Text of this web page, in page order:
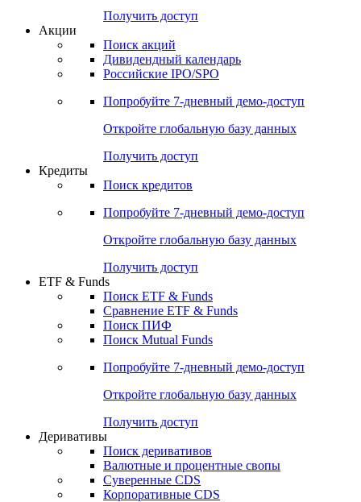
Получить доступ
Акции
Поиск акций
Дивидендный календарь
Российские IPO/SPO
Попробуйте 7-дневный демо-доступ
Откройте глобальную базу данных
Получить доступ
Кредиты
Поиск кредитов
Попробуйте 7-дневный демо-доступ
Откройте глобальную базу данных
Получить доступ
ETF & Funds
Поиск ETF & Funds
Сравнение ETF & Funds
Поиск ПИФ
Поиск Mutual Funds
Попробуйте 7-дневный демо-доступ
Откройте глобальную базу данных
Получить доступ
Деривативы
Поиск деривативов
Валютные и процентные свопы
Суверенные CDS
Корпоративные CDS